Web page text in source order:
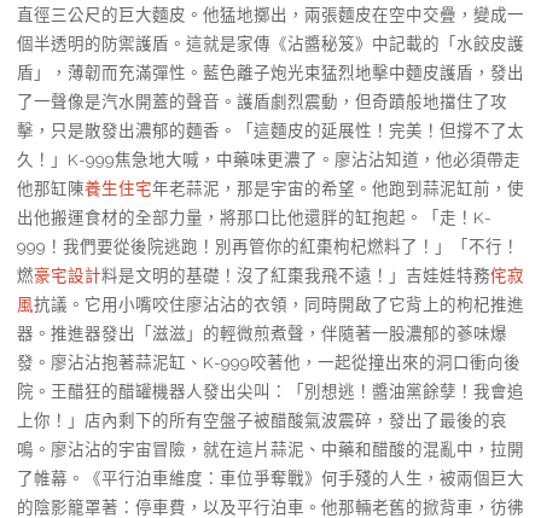
直徑三公尺的巨大麵皮。他猛地擲出，兩張麵皮在空中交疊，變成一
個半透明的防禦護盾。這就是家傳《沾醬秘笈》中記載的「水餃皮護
盾」，薄韌而充滿彈性。藍色離子炮光束猛烈地擊中麵皮護盾，發出
了一聲像是汽水開蓋的聲音。護盾劇烈震動，但奇蹟般地擋住了攻
擊，只是散發出濃郁的麵香。「這麵皮的延展性！完美！但撐不了太
久！」K-999焦急地大喊，中藥味更濃了。廖沾沾知道，他必須帶走
他那缸陳養生住宅年老蒜泥，那是宇宙的希望。他跑到蒜泥缸前，使
出他搬運食材的全部力量，將那口比他還胖的缸抱起。「走！K-
999！我們要從後院逃跑！別再管你的紅棗枸杞燃料了！」「不行！
燃豪宅設計料是文明的基礎！沒了紅棗我飛不遠！」吉娃娃特務侘寂
風抗議。它用小嘴咬住廖沾沾的衣領，同時開啟了它背上的枸杞推進
器。推進器發出「滋滋」的輕微煎煮聲，伴隨著一股濃郁的蔘味爆
發。廖沾沾抱著蒜泥缸、K-999咬著他，一起從撞出來的洞口衝向後
院。王醋狂的醋罐機器人發出尖叫：「別想逃！醬油黨餘孽！我會追
上你！」店內剩下的所有空盤子被醋酸氣波震碎，發出了最後的哀
鳴。廖沾沾的宇宙冒險，就在這片蒜泥、中藥和醋酸的混亂中，拉開
了帷幕。《平行泊車維度：車位爭奪戰》何手殘的人生，被兩個巨大
的陰影籠罩著：停車費，以及平行泊車。他那輛老舊的掀背車，彷彿